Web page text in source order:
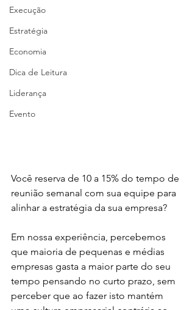
Execução
Estratégia
Economia
Dica de Leitura
Liderança
Evento
Você reserva de 10 a 15% do tempo de
reunião semanal com sua equipe para
alinhar a estratégia da sua empresa?
Em nossa experiência, percebemos
que maioria de pequenas e médias
empresas gasta a maior parte do seu
tempo pensando no curto prazo, sem
perceber que ao fazer isto mantém